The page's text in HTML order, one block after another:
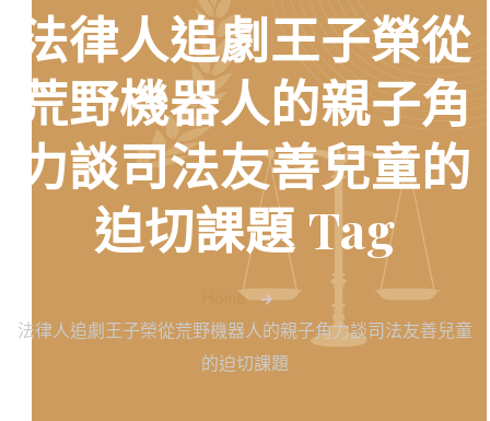
法律人追劇王子榮從
荒野機器人的親子角
力談司法友善兒童的
迫切課題 Tag
Home
法律人追劇王子榮從荒野機器人的親子角力談司法友善兒童
的迫切課題